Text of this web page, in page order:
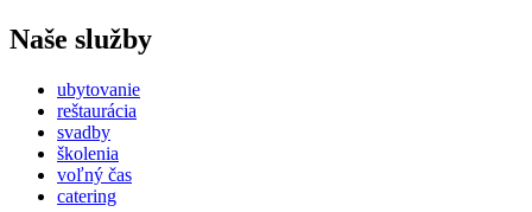
Naše služby
ubytovanie
reštaurácia
svadby
školenia
voľný čas
catering